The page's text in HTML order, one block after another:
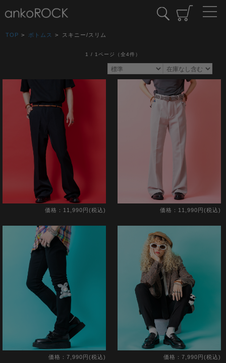
TOP > ボトムス > スキニー/スリム
1 / 1ページ （全4件）
価格：11,990円(税込) 価格：11,990円(税込)
価格：7,990円(税込) 価格：7,990円(税込)